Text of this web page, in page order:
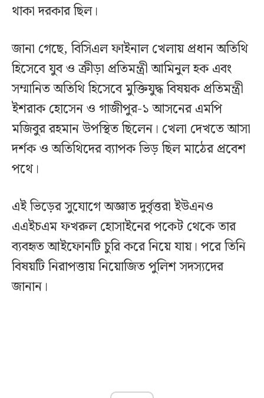
থাকা দরকার ছিল।
জানা গেছে, বিসিএল ফাইনাল খেলায় প্রধান অতিথি
হিসেবে যুব ও ক্রীড়া প্রতিমন্ত্রী আমিনুল হক এবং
সম্মানিত অতিথি হিসেবে মুক্তিযুদ্ধ বিষয়ক প্রতিমন্ত্রী
ইশরাক হোসেন ও গাজীপুর-১ আসনের এমপি
মজিবুর রহমান উপস্থিত ছিলেন। খেলা দেখতে আসা
দর্শক ও অতিথিদের ব্যাপক ভিড় ছিল মাঠের প্রবেশ
পথে।
এই ভিড়ের সুযোগে অজ্ঞাত দুর্বৃত্তরা ইউএনও
এএইচএম ফখরুল হোসাইনের পকেট থেকে তার
ব্যবহৃত আইফোনটি চুরি করে নিয়ে যায়। পরে তিনি
বিষয়টি নিরাপত্তায় নিয়োজিত পুলিশ সদস্যদের
জানান।